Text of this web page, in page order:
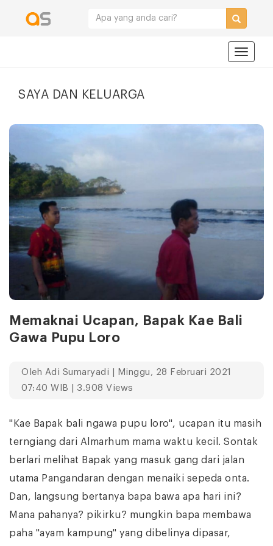
SAYA DAN KELUARGA
Memaknai Ucapan, Bapak Kae Bali
Gawa Pupu Loro
Oleh Adi Sumaryadi | Minggu, 28 Februari 2021
07:40 WIB | 3.908 Views
"Kae Bapak bali ngawa pupu loro", ucapan itu masih
terngiang dari Almarhum mama waktu kecil. Sontak
berlari melihat Bapak yang masuk gang dari jalan
utama Pangandaran dengan menaiki sepeda onta.
Dan, langsung bertanya bapa bawa apa hari ini?
Mana pahanya? pikirku? mungkin bapa membawa
paha "ayam kampung" yang dibelinya dipasar,